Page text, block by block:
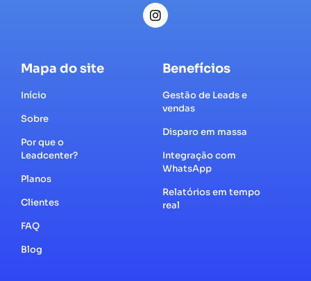
Mapa do site
Início
Sobre
Por que o
Leadcenter?
Planos
Clientes
FAQ
Blog
Benefícios
Gestão de Leads e
vendas
Disparo em massa
Integração com
WhatsApp
Relatórios em tempo
real